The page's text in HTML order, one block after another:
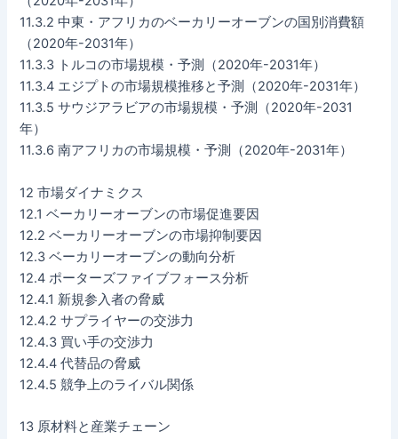
11.3.2 中東・アフリカのベーカリーオーブンの国別消費額
（2020年-2031年）
11.3.3 トルコの市場規模・予測（2020年-2031年）
11.3.4 エジプトの市場規模推移と予測（2020年-2031年）
11.3.5 サウジアラビアの市場規模・予測（2020年-2031
年）
11.3.6 南アフリカの市場規模・予測（2020年-2031年）
12 市場ダイナミクス
12.1 ベーカリーオーブンの市場促進要因
12.2 ベーカリーオーブンの市場抑制要因
12.3 ベーカリーオーブンの動向分析
12.4 ポーターズファイブフォース分析
12.4.1 新規参入者の脅威
12.4.2 サプライヤーの交渉力
12.4.3 買い手の交渉力
12.4.4 代替品の脅威
12.4.5 競争上のライバル関係
13 原材料と産業チェーン